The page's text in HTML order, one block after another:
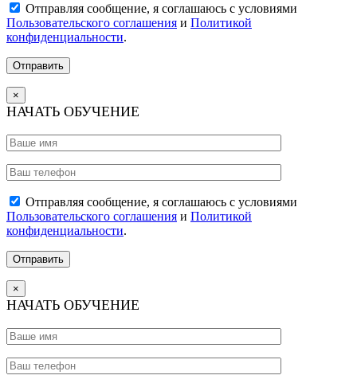
Отправляя сообщение, я соглашаюсь с условиями
Пользовательского соглашения и Политикой
конфиденциальности.
×
НАЧАТЬ ОБУЧЕНИЕ
Отправляя сообщение, я соглашаюсь с условиями
Пользовательского соглашения и Политикой
конфиденциальности.
×
НАЧАТЬ ОБУЧЕНИЕ